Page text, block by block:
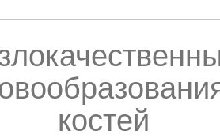
костей